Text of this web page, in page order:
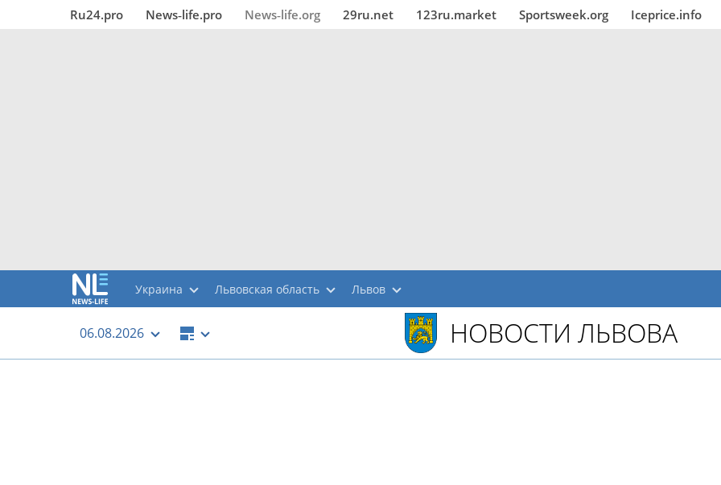
Ru24.pro News‑life.pro News‑life.org 29ru.net 123ru.market Sportsweek.org Iceprice.info
Украина Львовская область Львов
06.08.2026 НОВОСТИ ЛЬВОВА